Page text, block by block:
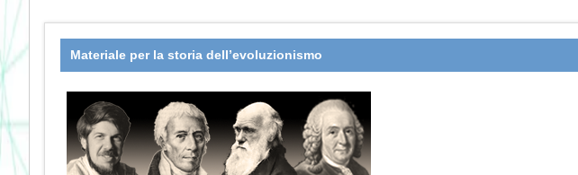
Materiale per la storia dell’evoluzionismo